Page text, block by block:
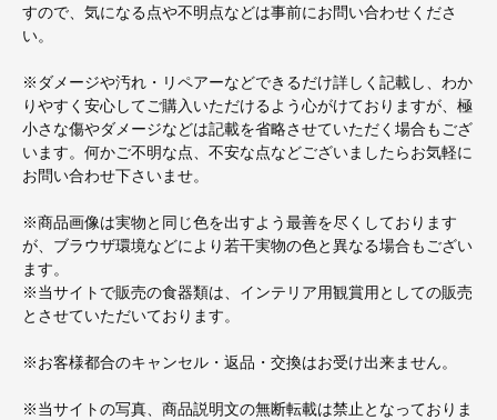
すので、気になる点や不明点などは事前にお問い合わせくださ
い。
※ダメージや汚れ・リペアーなどできるだけ詳しく記載し、わか
りやすく安心してご購入いただけるよう心がけておりますが、極
小さな傷やダメージなどは記載を省略させていただく場合もござ
います。何かご不明な点、不安な点などございましたらお気軽に
お問い合わせ下さいませ。
※商品画像は実物と同じ色を出すよう最善を尽くしております
が、ブラウザ環境などにより若干実物の色と異なる場合もござい
ます。
※当サイトで販売の食器類は、インテリア用観賞用としての販売
とさせていただいております。
※お客様都合のキャンセル・返品・交換はお受け出来ません。
※当サイトの写真、商品説明文の無断転載は禁止となっておりま